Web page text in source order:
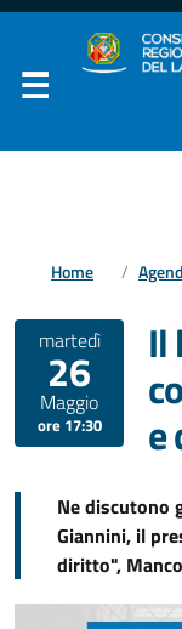
Home
martedì
26
Maggio
ore 17:30
Il
e
Ne discutono
Giannini, il
diritto",